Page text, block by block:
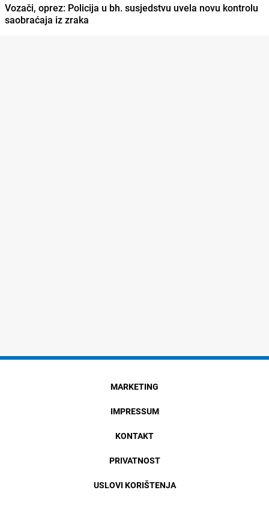
Vozači, oprez: Policija u bh. susjedstvu uvela novu kontrolu
saobraćaja iz zraka
MARKETING
IMPRESSUM
KONTAKT
PRIVATNOST
USLOVI KORIŠTENJA